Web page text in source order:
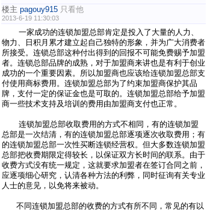
楼主 pagouy915 只看他
2013-6-19 11:30:03
一家成功的连锁加盟总部肯定是投入了大量的人力、
物力、日积月累才建立起自己独特的形象，并为广大消费者
所接受。连锁总部这种付出得到的回报不可能免费赐予加盟
者。连锁总部品牌的成熟，对于加盟商来讲也是有利于创业
成功的一个重要因素。所以加盟商也应该给连锁加盟总部支
付使用商标费用。连锁加盟总部为了约束加盟商保护其品
牌，支付一定的保证金也是可取的。连锁加盟总部给予加盟
商一些技术支持及培训的费用由加盟商支付也正常。
连锁加盟总部收取费用的方式不相同，有的连锁加盟
总部是一次结清，有的连锁加盟总部逐项逐次收取费用；有
的连锁加盟总部一次性买断连锁经营权。但大多数连锁加盟
总部把收费期限定得较长，以保证双方长时间的联系。由于
收费方式没有统一规定，这就要求加盟者在签订合同之前，
应逐项细心研究，认清各种方法的利弊，同时征询有关专业
人士的意见，以免将来被动。
不同连锁加盟总部的收费的方式有所不同，常见的有以